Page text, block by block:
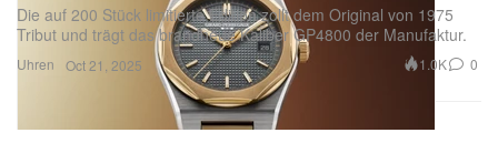
Uhren
Die auf 200 Stück limitierte Edition zollt dem Original von 1975
Tribut und trägt das brandneue Kaliber GP4800 der Manufaktur.
Oct 21, 2025 1.0K 0